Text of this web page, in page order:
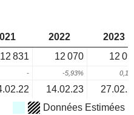
2022
2023
12 831 12 070 12
- -5,93%
14.02.23
Données Estimées